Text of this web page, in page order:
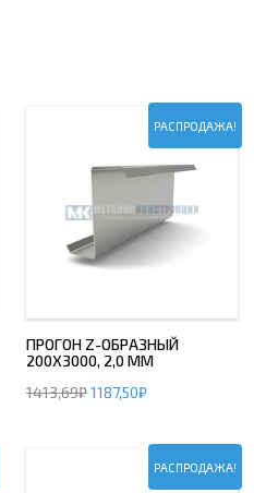
РАСПРОДАЖА!
ПРОГОН Z-ОБРАЗНЫЙ
200Х3000, 2,0 ММ
1413,69₽1187,50₽
РАСПРОДАЖА!